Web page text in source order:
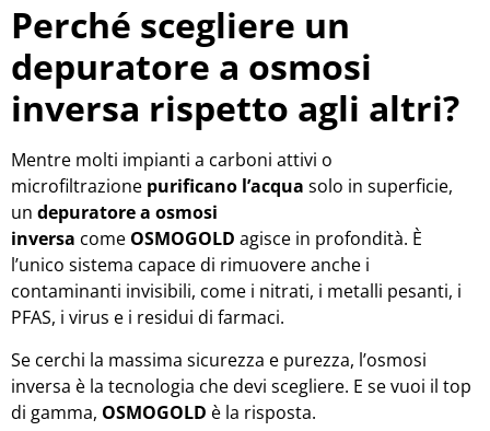
Perché scegliere un
depuratore a osmosi
inversa rispetto agli altri?
Mentre molti impianti a carboni attivi o
microfiltrazione purificano l’acqua solo in superficie,
un depuratore a osmosi
inversa come OSMOGOLD agisce in profondità. È
l’unico sistema capace di rimuovere anche i
contaminanti invisibili, come i nitrati, i metalli pesanti, i
PFAS, i virus e i residui di farmaci.
Se cerchi la massima sicurezza e purezza, l’osmosi
inversa è la tecnologia che devi scegliere. E se vuoi il top
di gamma, OSMOGOLD è la risposta.